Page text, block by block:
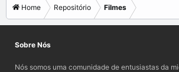
Home Repositório Filmes
Sobre Nós
Nós somos uma comunidade de entusiastas da